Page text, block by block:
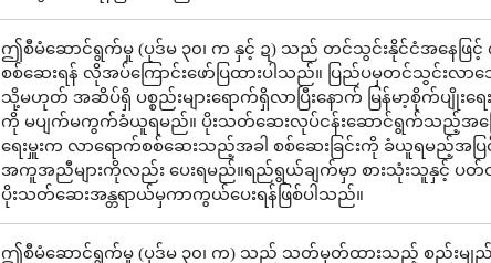
ဤစီမံဆောင်ရွက်မှု (ပုဒ်မ ၃၀၊ က နှင့် ဍ) သည် တင်သွင်းနိုင်ငံအနေဖြင့်
စစ်ဆေးရန် လိုအပ်ကြောင်းဖော်ပြထားပါသည်။ ပြည်ပမှတင်သွင်းလာ
သို့မဟုတ် အဆိပ်ရှိ ပစ္စည်းများရောက်ရှိလာပြီးနောက် မြန်မာ့စိုက်ပျိုးရ
ကို မပျက်မကွက်ခံယူရမည်။ ပိုးသတ်ဆေးလုပ်ငန်းဆောင်ရွက်သည့်အခြ
ရေးမှူးက လာရောက်စစ်ဆေးသည့်အခါ စစ်ဆေးခြင်းကို ခံယူရမည့်အ
အကူအညီများကိုလည်း ပေးရမည်။ရည်ရွယ်ချက်မှာ စားသုံးသူနှင့် ပတ်
ပိုးသတ်ဆေးအန္တရာယ်မှကာကွယ်ပေးရန်ဖြစ်ပါသည်။
ဤစီမံဆောင်ရွက်မှု (ပုဒ်မ ၃၀၊ က) သည် သတ်မှတ်ထားသည့် စည်းမျည်း